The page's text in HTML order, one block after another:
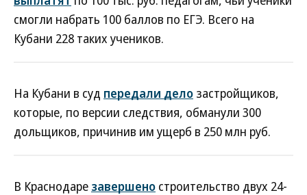
смогли набрать 100 баллов по ЕГЭ. Всего на
Кубани 228 таких учеников.
На Кубани в суд передали дело застройщиков,
которые, по версии следствия, обманули 300
дольщиков, причинив им ущерб в 250 млн руб.
В Краснодаре завершено строительство двух 24-